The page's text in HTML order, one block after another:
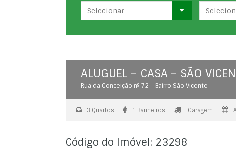
Selecionar
ALUGUEL – CASA – SÃO
Rua da Conceição nº 72 – Bairro São Vicente
3 Quartos 1 Banheiros Garagem
Código do Imóvel: 23298